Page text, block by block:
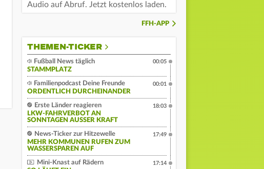
Audio auf Abruf. Jetzt kostenlos laden.
FFH-APP
THEMEN-TICKER
Fußball News täglich
STAMMPLATZ
00:05
Familienpodcast Deine Freunde
ORDENTLICH DURCHEINANDER
00:01
Erste Länder reagieren
LKW-FAHRVERBOT AN
SONNTAGEN AUSSER KRAFT
18:03
News-Ticker zur Hitzewelle
MEHR KOMMUNEN RUFEN ZUM
WASSERSPAREN AUF
17:49
Mini-Knast auf Rädern
17:14